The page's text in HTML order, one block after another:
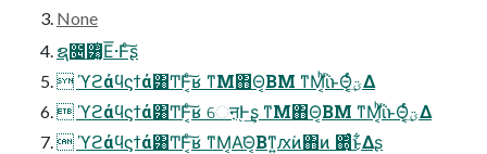
None
ຊ೔͸͓͔ͭΕ͞·Ͱͨ͠ʂ
 ϓϩάϥϛϯά͸Ͳ͏Ͱ͔ͨ͠ʁ ͳΜ΋Θ͔ΒΜ ͳΜ͔ͪΐͬͱΘ͔ͬͨؾ͕͢Δ
 ϓϩάϥϛϯά͸Ͳ͏Ͱ͔ͨ͠ʁ େऩ֭Ͱ͢ʂ ͳΜ΋Θ͔ΒΜ ͳΜ͔ͪΐͬͱΘ͔ͬͨؾ͕͢Δ
 ϓϩάϥϛϯά͸Ͳ͏Ͱ͔ͨ͠ʁ ͳΜ͔Α͘Θ͔Βͳ͍ԕ͘ͷ΋ͷ ΍ͬͨ͜ͱ͋Δʂ